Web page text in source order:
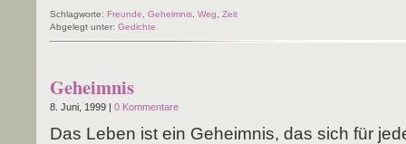
Schlagworte: Freunde Geheimnis Weg
Zeit
Abgelegt unter: Gedichte
Geheimnis
8. Juni, 1999 | 0 Kommentare
Das Leben ist ein Geheim­nis, das sich für